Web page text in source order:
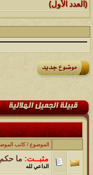
التفسير
حافز يستثني وساهريعم
إثـبت وجـودك , لآتقرأ
موقع يعلمك التجويد خطوة
الموضوع /كاتب
مثبــت: ما
الداعي لله